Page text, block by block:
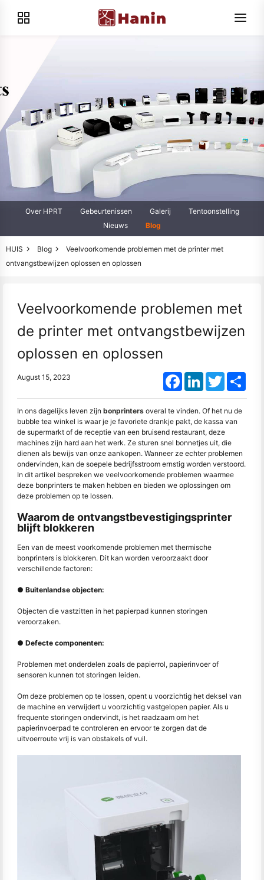
Over HPRT Gebeurtenissen Galerij
Tentoonstelling
Nieuws
Blog
HUIS Blog
Veelvoorkomende problemen met de printer met
ontvangstbewijzen oplossen en oplossen
Veelvoorkomende problemen met
de printer met ontvangstbewijzen
oplossen en oplossen
August 15, 2023 FacebookLinkedInTwitter
In ons dagelijks leven zijn bonprinters overal te vinden. Of het nu de
bubble tea winkel is waar je je favoriete drankje pakt, de kassa van
de supermarkt of de receptie van een bruisend restaurant, deze
machines zijn hard aan het werk. Ze sturen snel bonnetjes uit, die
dienen als bewijs van onze aankopen. Wanneer ze echter problemen
ondervinden, kan de soepele bedrijfsstroom ernstig worden verstoord.
In dit artikel bespreken we veelvoorkomende problemen waarmee
deze bonprinters te maken hebben en bieden we oplossingen om
deze problemen op te lossen.
Waarom de ontvangstbevestigingsprinter
blijft blokkeren
Een van de meest voorkomende problemen met thermische
bonprinters is blokkeren. Dit kan worden veroorzaakt door
verschillende factoren:
● Buitenlandse objecten:
Objecten die vastzitten in het papierpad kunnen storingen
veroorzaken.
● Defecte componenten:
Problemen met onderdelen zoals de papierrol, papierinvoer of
sensoren kunnen tot storingen leiden.
Om deze problemen op te lossen, opent u voorzichtig het deksel van
de machine en verwijdert u voorzichtig vastgelopen papier. Als u
frequente storingen ondervindt, is het raadzaam om het
papierinvoerpad te controleren en ervoor te zorgen dat de
uitvoerroute vrij is van obstakels of vuil.